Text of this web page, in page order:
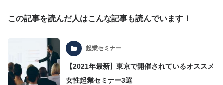
この記事を読んだ人はこんな記事も読んでいます！
起業セミナー
【2021年最新】東京で開催されているオススメ
女性起業セミナー3選